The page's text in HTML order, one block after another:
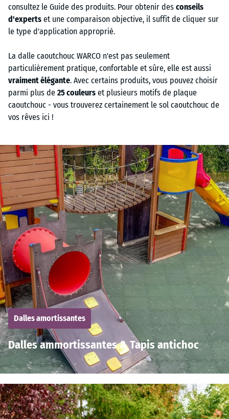
consultez le Guide des produits. Pour obtenir des conseils
d'experts et une comparaison objective, il suffit de cliquer sur
le type d'application approprié.
La dalle caoutchouc WARCO n'est pas seulement
particulièrement pratique, confortable et sûre, elle est aussi
vraiment élégante. Avec certains produits, vous pouvez choisir
parmi plus de 25 couleurs et plusieurs motifs de plaque
caoutchouc - vous trouverez certainement le sol caoutchouc de
vos rêves ici !
Dalles amortissantes
Dalles ammortissantes & Tapis antichoc